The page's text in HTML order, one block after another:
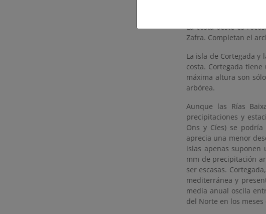
El archipiélago de
Sálvora, con
La costa oeste es
Zafra. Completan el
La isla de Cortegada y
costa. Cortegada
máxima altura son
arbórea.
Aunque las Rías
precipitaciones y
Ons y Cíes) se
aprecia una menor
islas apenas suponen
mm de precipitación
ser escasas.
mediterránea y
media anual oscila
del Norte en los